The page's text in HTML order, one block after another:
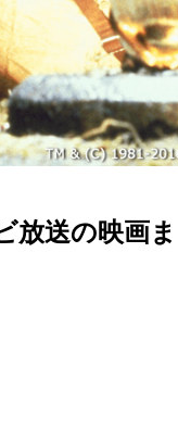
放送の映画